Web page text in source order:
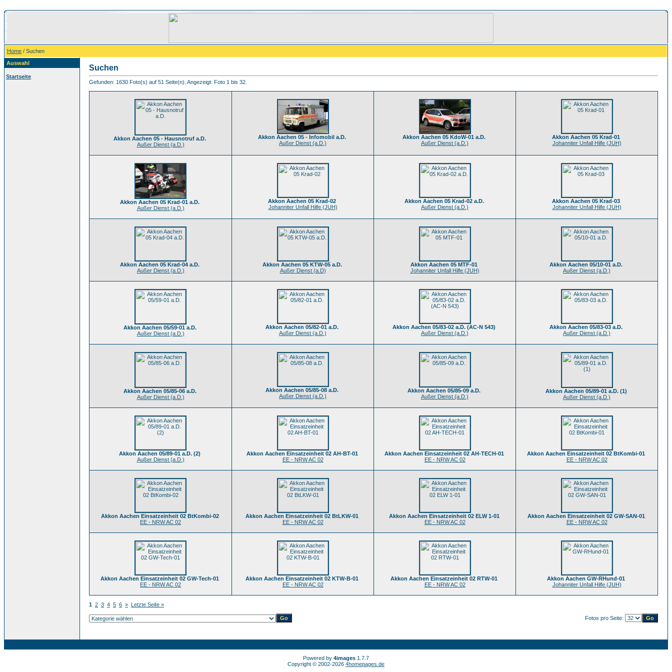
Home / Suchen
Auswahl
Startseite
Suchen
Gefunden: 1630 Foto(s) auf 51 Seite(n). Angezeigt: Foto 1 bis 32.
Akkon Aachen 05 - Hausnotruf a.D.
Außer Dienst (a.D.)
Akkon Aachen 05 - Infomobil a.D.
Außer Dienst (a.D.)
Akkon Aachen 05 KdoW-01 a.D.
Außer Dienst (a.D.)
Akkon Aachen 05 Krad-01
Johanniter Unfall Hilfe (JUH)
Akkon Aachen 05 Krad-01 a.D.
Außer Dienst (a.D.)
Akkon Aachen 05 Krad-02
Johanniter Unfall Hilfe (JUH)
Akkon Aachen 05 Krad-02 a.D.
Außer Dienst (a.D.)
Akkon Aachen 05 Krad-03
Johanniter Unfall Hilfe (JUH)
Akkon Aachen 05 Krad-04 a.D.
Außer Dienst (a.D.)
Akkon Aachen 05 KTW-05 a.D.
Außer Dienst (a.D)
Akkon Aachen 05 MTF-01
Johanniter Unfall Hilfe (JUH)
Akkon Aachen 05/10-01 a.D.
Außer Dienst (a.D.)
Akkon Aachen 05/59-01 a.D.
Außer Dienst (a.D.)
Akkon Aachen 05/82-01 a.D.
Außer Dienst (a.D.)
Akkon Aachen 05/83-02 a.D. (AC-N 543)
Außer Dienst (a.D.)
Akkon Aachen 05/83-03 a.D.
Außer Dienst (a.D.)
Akkon Aachen 05/85-06 a.D.
Außer Dienst (a.D.)
Akkon Aachen 05/85-08 a.D.
Außer Dienst (a.D.)
Akkon Aachen 05/85-09 a.D.
Außer Dienst (a.D.)
Akkon Aachen 05/89-01 a.D. (1)
Außer Dienst (a.D.)
Akkon Aachen 05/89-01 a.D. (2)
Außer Dienst (a.D.)
Akkon Aachen Einsatzeinheit 02 AH-BT-01
EE - NRW AC 02
Akkon Aachen Einsatzeinheit 02 AH-TECH-01
EE - NRW AC 02
Akkon Aachen Einsatzeinheit 02 BtKombi-01
EE - NRW AC 02
Akkon Aachen Einsatzeinheit 02 BtKombi-02
EE - NRW AC 02
Akkon Aachen Einsatzeinheit 02 BtLKW-01
EE - NRW AC 02
Akkon Aachen Einsatzeinheit 02 ELW 1-01
EE - NRW AC 02
Akkon Aachen Einsatzeinheit 02 GW-SAN-01
EE - NRW AC 02
Akkon Aachen Einsatzeinheit 02 GW-Tech-01
EE - NRW AC 02
Akkon Aachen Einsatzeinheit 02 KTW-B-01
EE - NRW AC 02
Akkon Aachen Einsatzeinheit 02 RTW-01
EE - NRW AC 02
Akkon Aachen GW-RHund-01
Johanniter Unfall Hilfe (JUH)
1 2 3 4 5 6 » Letzte Seite »
Fotos pro Seite:
Powered by 4images 1.7.7
Copyright © 2002-2026 4homepages.de